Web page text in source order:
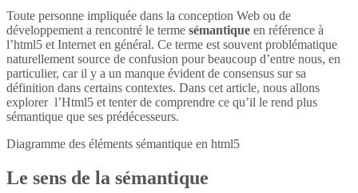
Toute personne impliquée dans la conception Web ou de
développement a rencontré le terme sémantique en référence à
l’html5 et Internet en général. Ce terme est souvent problématique
naturellement source de confusion pour beaucoup d’entre nous, en
particulier, car il y a un manque évident de consensus sur sa
définition dans certains contextes. Dans cet article, nous allons
explorer l’Html5 et tenter de comprendre ce qu’il le rend plus
sémantique que ses prédécesseurs.
Diagramme des éléments sémantique en html5
Le sens de la sémantique